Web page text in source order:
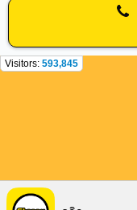
Visitors: 593,845